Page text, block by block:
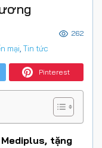
262
mại Tin tức
Pinterest
tặng